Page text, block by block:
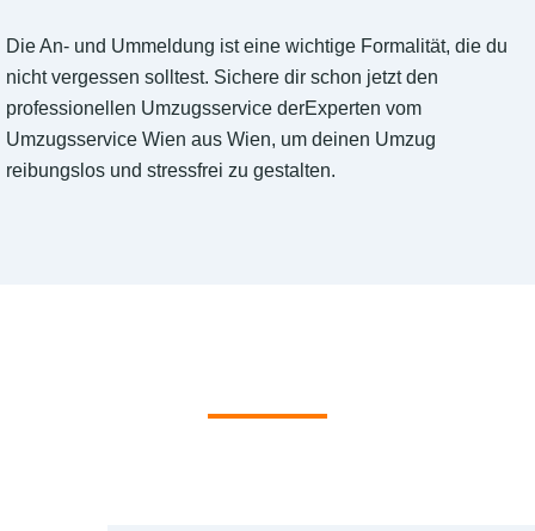
Die An- und Ummeldung ist eine wichtige Formalität, die du
nicht vergessen solltest. Sichere dir schon jetzt den
professionellen Umzugsservice derExperten vom
Umzugsservice Wien aus Wien, um deinen Umzug
reibungslos und stressfrei zu gestalten.